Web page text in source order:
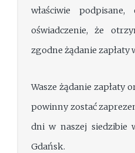
właściwie
oświadczenie, że
zgodne żądanie zapłaty
Wasze żądanie zapłaty
powinny zostać
dni w naszej siedzibie
Gdańsk.